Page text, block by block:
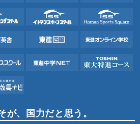
が、国力だと思う。